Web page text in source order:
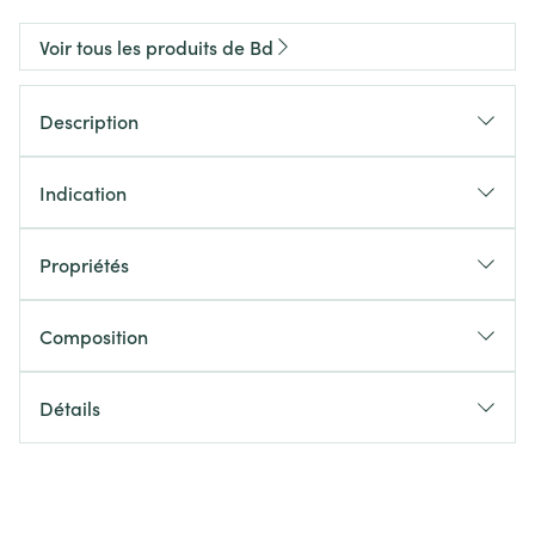
Voir tous les produits de Bd
Description
Indication
Propriétés
Composition
Détails